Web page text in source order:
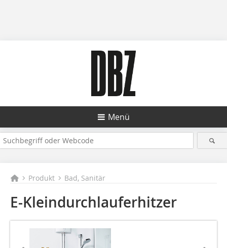
Menü
Produkt Bad, Sanitär
E-Kleindurchlauferhitzer